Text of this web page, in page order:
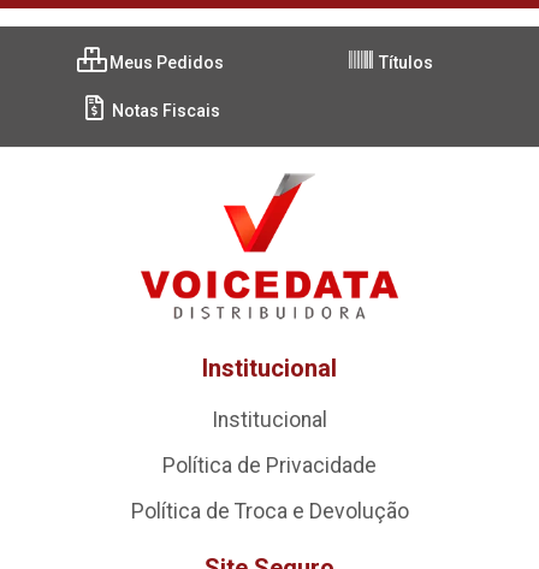
Meus Pedidos Títulos
Notas Fiscais
Institucional
Institucional
Política de Privacidade
Política de Troca e Devolução